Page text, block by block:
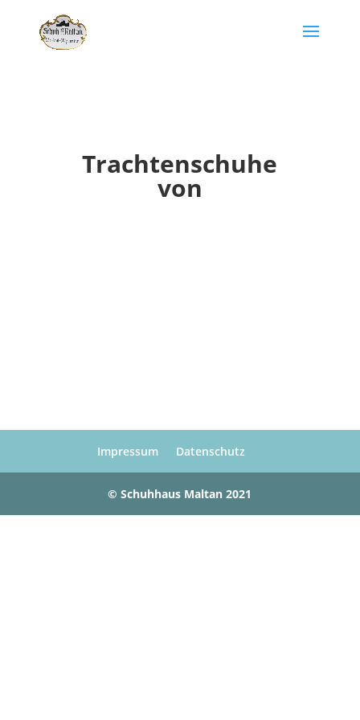
Trachtenschuhe
von
Impressum Datenschutz
© Schuhhaus Maltan 2021